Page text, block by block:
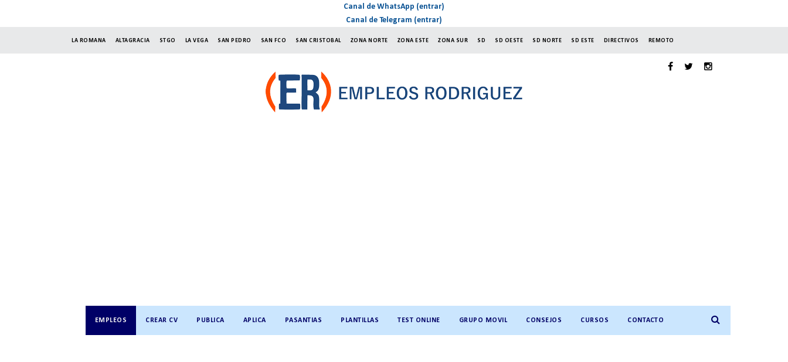
Canal de WhatsApp (entrar)
Canal de Telegram (entrar)
LA ROMANA ALTAGRACIA STGO LA VEGA SAN PEDRO SAN FCO SAN CRISTOBAL ZONA NORTE ZONA ESTE ZONA SUR SD SD OESTE SD NORTE SD ESTE DIRECTIVOS REMOTO
EMPLEOS CREAR CV PUBLICA APLICA PASANTIAS PLANTILLAS TEST ONLINE GRUPO MOVIL CONSEJOS CURSOS CONTACTO